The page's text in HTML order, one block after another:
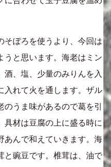
そぼろを使うより、今回は
うと思います。海老はミン
酒、塩、少量のみりんを入
入れて火を通します。ザル
うま味があるので葛を引
具材は豆腐の上に盛る時に
あんで和えていきます。海
と豌豆です。椎茸は、油で